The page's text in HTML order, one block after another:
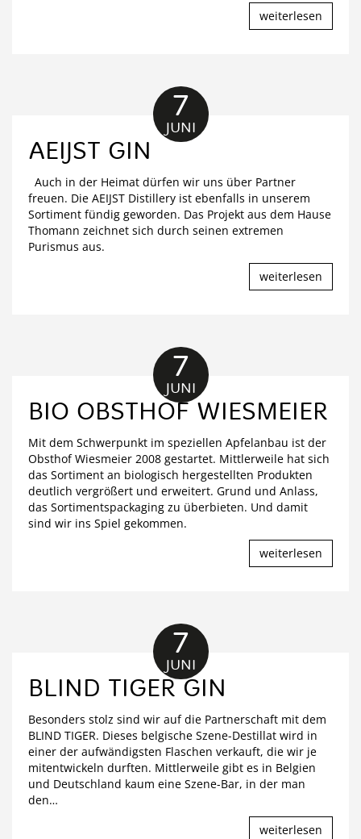
weiterlesen
7
JUNI
AEIJST GIN
Auch in der Heimat dürfen wir uns über Partner
freuen. Die AEIJST Distillery ist ebenfalls in unserem
Sortiment fündig geworden. Das Projekt aus dem Hause
Thomann zeichnet sich durch seinen extremen
Purismus aus.
weiterlesen
7
JUNI
BIO OBSTHOF WIESMEIER
Mit dem Schwerpunkt im speziellen Apfelanbau ist der
Obsthof Wiesmeier 2008 gestartet. Mittlerweile hat sich
das Sortiment an biologisch hergestellten Produkten
deutlich vergrößert und erweitert. Grund und Anlass,
das Sortimentspackaging zu überbieten. Und damit
sind wir ins Spiel gekommen.
weiterlesen
7
JUNI
BLIND TIGER GIN
Besonders stolz sind wir auf die Partnerschaft mit dem
BLIND TIGER. Dieses belgische Szene-Destillat wird in
einer der aufwändigsten Flaschen verkauft, die wir je
mitentwickeln durften. Mittlerweile gibt es in Belgien
und Deutschland kaum eine Szene-Bar, in der man
den…
weiterlesen